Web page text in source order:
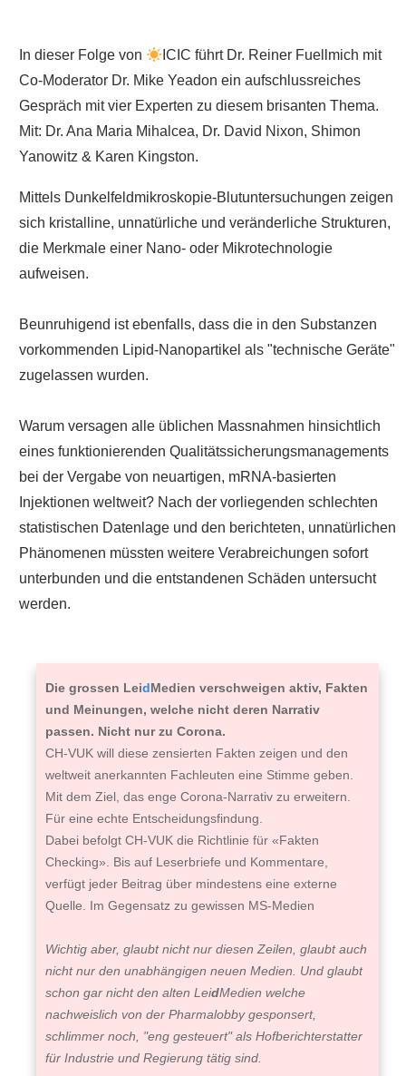
In dieser Folge von
ICIC führt Dr. Reiner Fuellmich mit
Co-Moderator Dr. Mike Yeadon ein aufschlussreiches
Gespräch mit vier Experten zu diesem brisanten Thema.
Mit: Dr. Ana Maria Mihalcea, Dr. David Nixon, Shimon
Yanowitz & Karen Kingston.
Mittels Dunkelfeldmikroskopie-Blutuntersuchungen zeigen
sich kristalline, unnatürliche und veränderliche Strukturen,
die Merkmale einer Nano- oder Mikrotechnologie
aufweisen.
Beunruhigend ist ebenfalls, dass die in den Substanzen
vorkommenden Lipid-Nanopartikel als "technische Geräte"
zugelassen wurden.
Warum versagen alle üblichen Massnahmen hinsichtlich
eines funktionierenden Qualitätssicherungsmanagements
bei der Vergabe von neuartigen, mRNA-basierten
Injektionen weltweit? Nach der vorliegenden schlechten
statistischen Datenlage und den berichteten, unnatürlichen
Phänomenen müssten weitere Verabreichungen sofort
unterbunden und die entstandenen Schäden untersucht
werden.
Die grossen LeidMedien verschweigen aktiv, Fakten
und Meinungen, welche nicht deren Narrativ
passen. Nicht nur zu Corona.
CH-VUK will diese zensierten Fakten zeigen und den
weltweit anerkannten Fachleuten eine Stimme geben.
Mit dem Ziel, das enge Corona-Narrativ zu erweitern.
Für eine echte Entscheidungsfindung.
Dabei befolgt CH-VUK die Richtlinie für «Fakten
Checking». Bis auf Leserbriefe und Kommentare,
verfügt jeder Beitrag über mindestens eine externe
Quelle. Im Gegensatz zu gewissen MS-Medien
Wichtig aber, glaubt nicht nur diesen Zeilen, glaubt auch
nicht nur den unabhängigen neuen Medien. Und glaubt
schon gar nicht den alten LeidMedien welche
nachweislich von der Pharmalobby gesponsert,
schlimmer noch, "eng gesteuert" als Hofberichterstatter
für Industrie und Regierung tätig sind.